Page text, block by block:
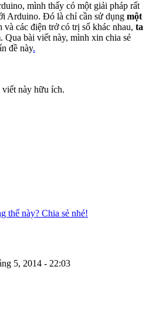
mình thấy có một giải pháp rất
Arduino. Đó là chỉ cần sử dụng một
và các điện trở có trị số khác nhau, ta
. Qua bài viết này, mình xin chia sẻ
đề này.
viết này hữu ích.
thế này? Chia sẻ nhé!
5, 2014 - 22:03